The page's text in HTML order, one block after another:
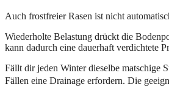
Auch frostfreier Rasen ist nicht
Wiederholte Belastung drückt die
kann dadurch eine dauerhaft verdichtete
Fällt dir jeden Winter dieselbe matschige
Fällen eine Drainage erfordern. Die